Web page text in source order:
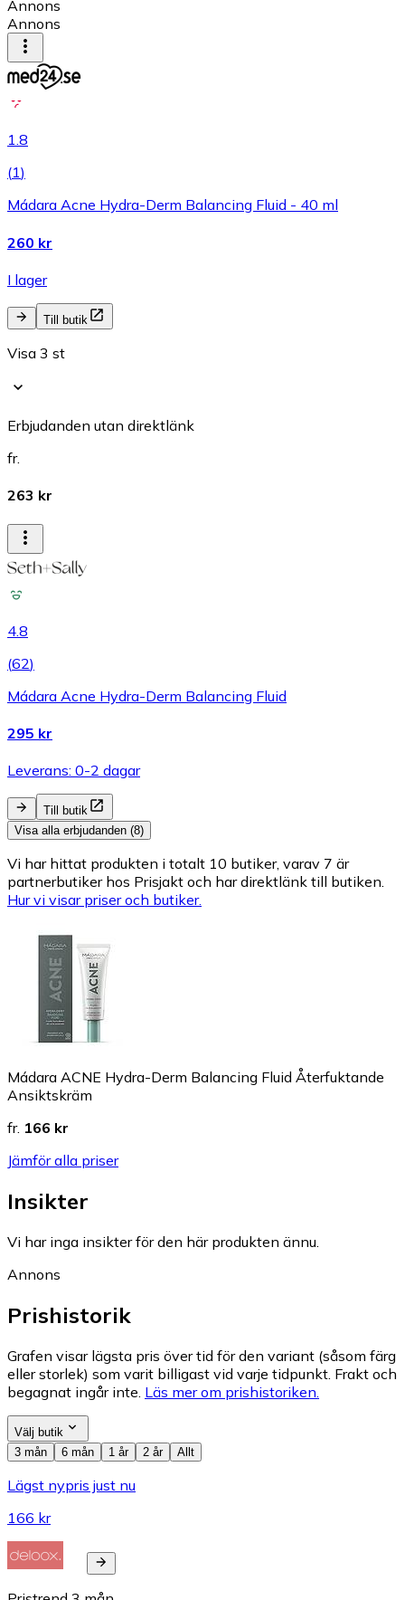
Annons
Annons
1.8
(1)
Mádara Acne Hydra-Derm Balancing Fluid - 40 ml
260 kr
I lager
Till butik
Visa 3 st
Erbjudanden utan direktlänk
fr.
263 kr
4.8
(62)
Mádara Acne Hydra-Derm Balancing Fluid
295 kr
Leverans: 0-2 dagar
Till butik
Visa alla erbjudanden (8)
Vi har hittat produkten i totalt 10 butiker, varav 7 är
partnerbutiker hos Prisjakt och har direktlänk till butiken.
Hur vi visar priser och butiker.
Mádara ACNE Hydra-Derm Balancing Fluid Återfuktande
Ansiktskräm
fr. 166 kr
Jämför alla priser
Insikter
Vi har inga insikter för den här produkten ännu.
Annons
Prishistorik
Grafen visar lägsta pris över tid för den variant (såsom färg
eller storlek) som varit billigast vid varje tidpunkt. Frakt och
begagnat ingår inte. Läs mer om prishistoriken.
Välj butik
3 mån
6 mån 1 år 2 år Allt
Lägst nypris just nu
166 kr